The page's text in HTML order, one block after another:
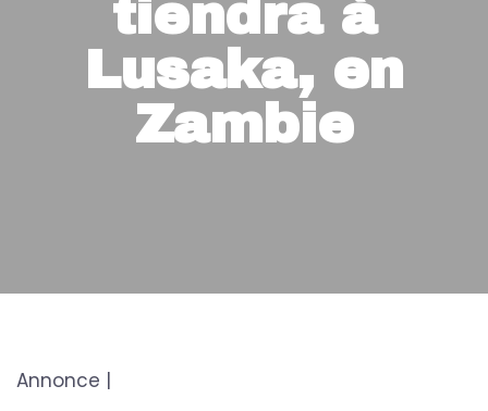
tiendra à
Lusaka, en
Zambie
Annonce |